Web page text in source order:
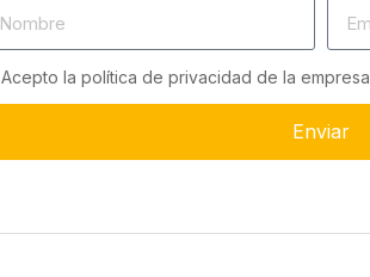
Acepto la política de privacidad de la empresa
Enviar